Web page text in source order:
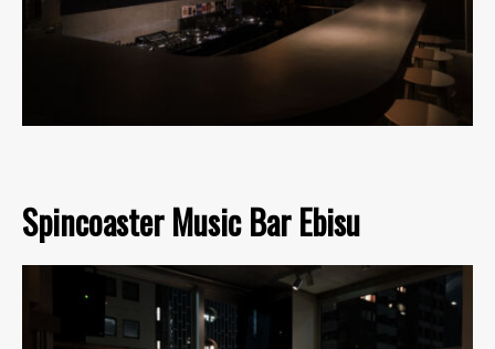
Spincoaster Music Bar Ebisu